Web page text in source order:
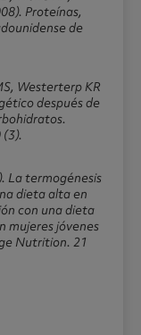
Proteínas,
de
Westerterp KR
después de
La termogénesis
dieta alta en
con una dieta
mujeres jóvenes
Nutrition. 21